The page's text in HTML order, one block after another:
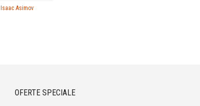
Isaac Asimov
OFERTE SPECIALE